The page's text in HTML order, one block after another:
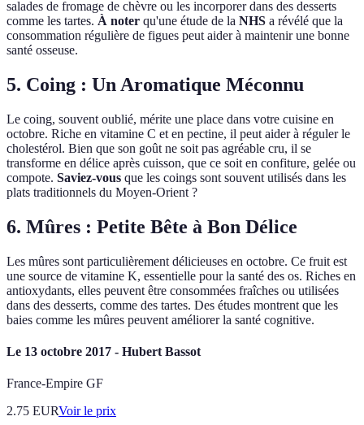
salades de fromage de chèvre ou les incorporer dans des desserts
comme les tartes. À noter qu'une étude de la NHS a révélé que la
consommation régulière de figues peut aider à maintenir une bonne
santé osseuse.
5. Coing : Un Aromatique Méconnu
Le coing, souvent oublié, mérite une place dans votre cuisine en
octobre. Riche en vitamine C et en pectine, il peut aider à réguler le
cholestérol. Bien que son goût ne soit pas agréable cru, il se
transforme en délice après cuisson, que ce soit en confiture, gelée ou
compote. Saviez-vous que les coings sont souvent utilisés dans les
plats traditionnels du Moyen-Orient ?
6. Mûres : Petite Bête à Bon Délice
Les mûres sont particulièrement délicieuses en octobre. Ce fruit est
une source de vitamine K, essentielle pour la santé des os. Riches en
antioxydants, elles peuvent être consommées fraîches ou utilisées
dans des desserts, comme des tartes. Des études montrent que les
baies comme les mûres peuvent améliorer la santé cognitive.
Le 13 octobre 2017 - Hubert Bassot
France-Empire GF
2.75 EURVoir le prix